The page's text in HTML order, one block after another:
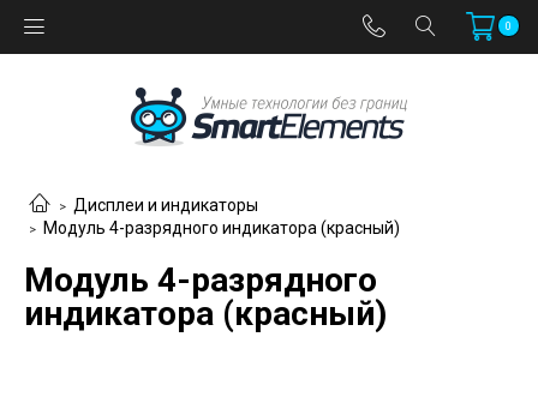
0
Дисплеи и индикаторы
Модуль 4-разрядного индикатора (красный)
Модуль 4-разрядного
индикатора (красный)